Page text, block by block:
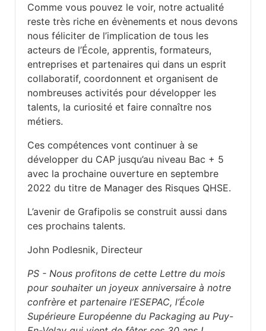
Comme vous pouvez le voir, notre actualité
reste très riche en évènements et nous devons
nous féliciter de l’implication de tous les
acteurs de l’École, apprentis, formateurs,
entreprises et partenaires qui dans un esprit
collaboratif, coordonnent et organisent de
nombreuses activités pour développer les
talents, la curiosité et faire connaître nos
métiers.
Ces compétences vont continuer à se
développer du CAP jusqu’au niveau Bac + 5
avec la prochaine ouverture en septembre
2022 du titre de Manager des Risques QHSE.
L’avenir de Grafipolis se construit aussi dans
ces prochains talents.
John Podlesnik, Directeur
PS - Nous profitons de cette Lettre du mois
pour souhaiter un joyeux anniversaire à notre
confrère et partenaire l’ESEPAC, l’École
Supérieure Européenne du Packaging au Puy-